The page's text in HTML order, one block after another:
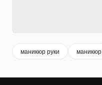
маникюр руки маникюр